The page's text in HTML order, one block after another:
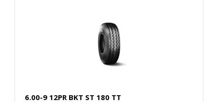
6.00-9 12PR BKT ST 180 TT